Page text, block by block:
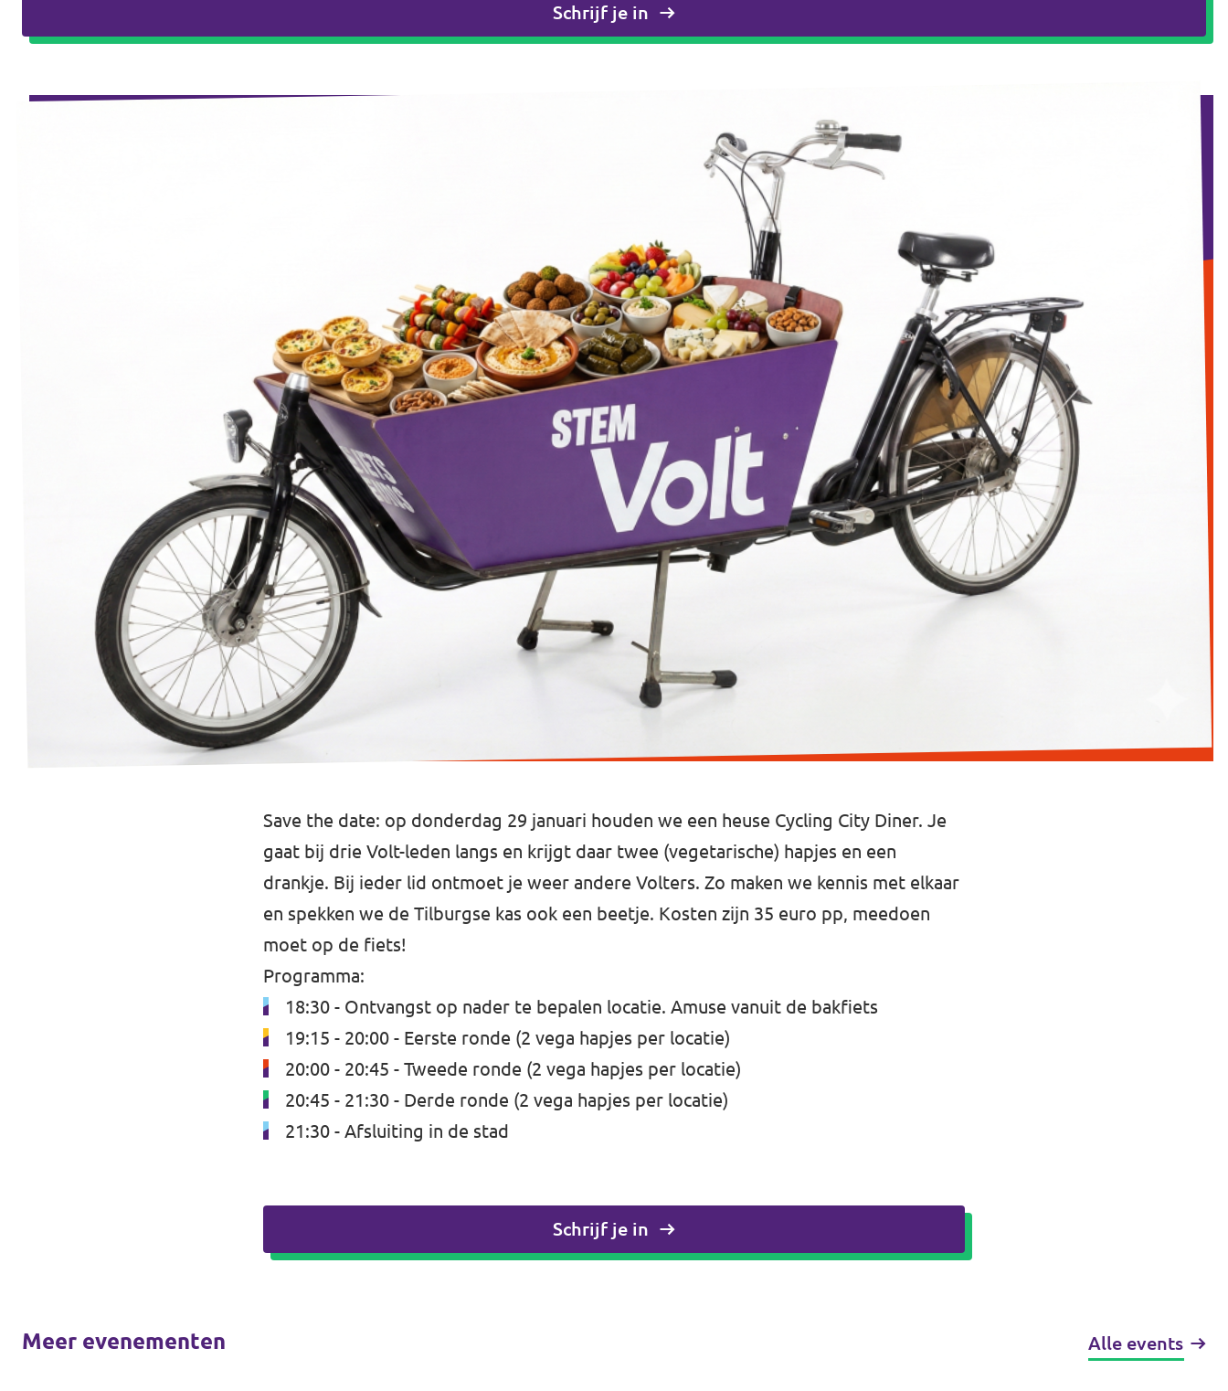
... alle gemeentes
Agenda
Schrijf je in
Save the date: op donderdag 29 januari houden we een heuse Cycling City Diner. Je
gaat bij drie Volt-leden langs en krijgt daar twee (vegetarische) hapjes en een
drankje. Bij ieder lid ontmoet je weer andere Volters. Zo maken we kennis met elkaar
en spekken we de Tilburgse kas ook een beetje. Kosten zijn 35 euro pp, meedoen
moet op de fiets!
Programma:
18:30 - Ontvangst op nader te bepalen locatie. Amuse vanuit de bakfiets
19:15 - 20:00 - Eerste ronde (2 vega hapjes per locatie)
20:00 - 20:45 - Tweede ronde (2 vega hapjes per locatie)
20:45 - 21:30 - Derde ronde (2 vega hapjes per locatie)
21:30 - Afsluiting in de stad
Schrijf je in
Meer evenementen Alle events